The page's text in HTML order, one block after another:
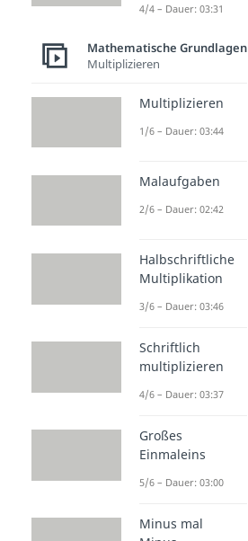
4/4 – Dauer: 03:31
Mathematische Grundlagen
Multiplizieren
Multiplizieren
1/6 – Dauer: 03:44
Malaufgaben
2/6 – Dauer: 02:42
Halbschriftliche
Multiplikation
3/6 – Dauer: 03:46
Schriftlich
multiplizieren
4/6 – Dauer: 03:37
Großes
Einmaleins
5/6 – Dauer: 03:00
Minus mal